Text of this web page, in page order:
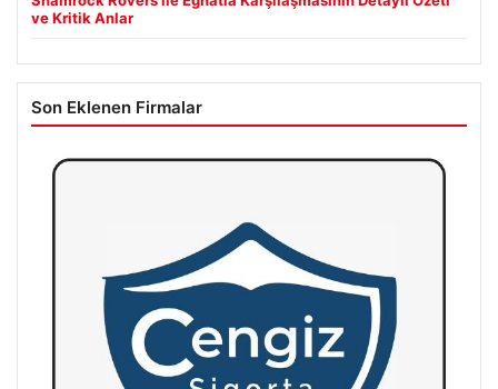
ve Kritik Anlar
Son Eklenen Firmalar